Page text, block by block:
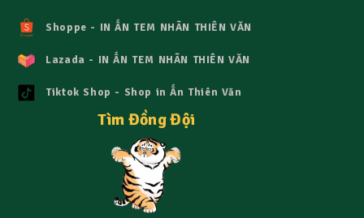
Shoppe - IN ẤN TEM NHÃN THIÊN VĂN
Lazada - IN ẤN TEM NHÃN THIÊN VĂN
Tiktok Shop - Shop in Ấn Thiên Văn
Tìm Đồng Đội